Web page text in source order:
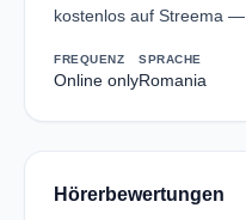
kostenlos auf Streema —
FREQUENZ
Online only
SPRACHE
Romania
Hörerbewertungen